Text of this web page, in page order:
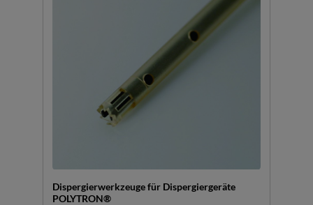
Dispergierwerkzeuge für Dispergiergeräte
POLYTRON®